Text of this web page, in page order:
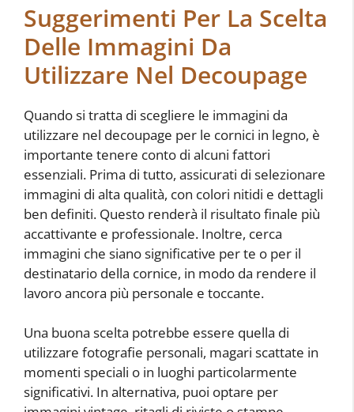
Suggerimenti Per La Scelta
Delle Immagini Da
Utilizzare Nel Decoupage
Quando si tratta di scegliere le immagini da
utilizzare nel decoupage per le cornici in legno, è
importante tenere conto di alcuni fattori
essenziali. Prima di tutto, assicurati di selezionare
immagini di alta qualità, con colori nitidi e dettagli
ben definiti. Questo renderà il risultato finale più
accattivante e professionale. Inoltre, cerca
immagini che siano significative per te o per il
destinatario della cornice, in modo da rendere il
lavoro ancora più personale e toccante.
Una buona scelta potrebbe essere quella di
utilizzare fotografie personali, magari scattate in
momenti speciali o in luoghi particolarmente
significativi. In alternativa, puoi optare per